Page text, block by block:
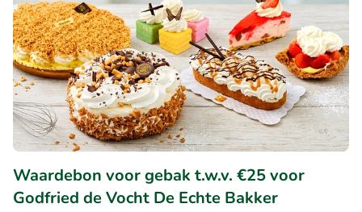
Waardebon voor gebak t.w.v. €25 voor
Godfried de Vocht De Echte Bakker